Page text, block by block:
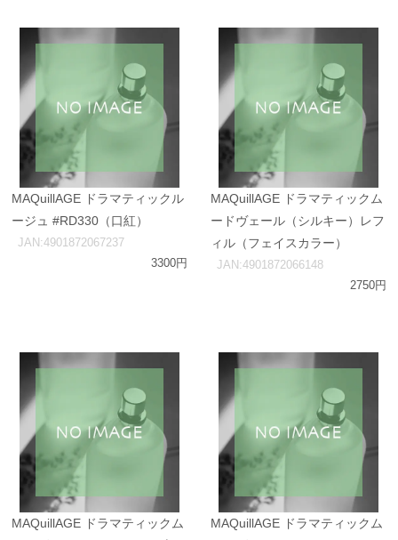
MAQuillAGE ドラマティックル
ージュ #RD330（口紅）
JAN:4901872067237
3300円
MAQuillAGE ドラマティックム
ードヴェール（シルキー）レフ
ィル（フェイスカラー）
JAN:4901872066148
2750円
MAQuillAGE ドラマティックム
MAQuillAGE ドラマティックム